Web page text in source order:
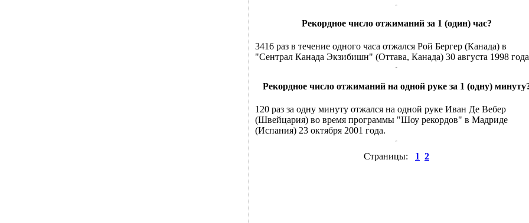
Рекордное число отжиманий за 1 (один) час?
3416 раз в течение одного часа отжался Рой Бергер (Канада) в
"Сентрал Канада Экзибишн" (Оттава, Канада) 30 августа 1998
Рекордное число отжиманий на одной руке за 1 (одну)
120 раз за одну минуту отжался на одной руке Иван Де Вебер
(Швейцария) во время программы "Шоу рекордов" в Мадриде
(Испания) 23 октября 2001 года.
Страницы: 1 2